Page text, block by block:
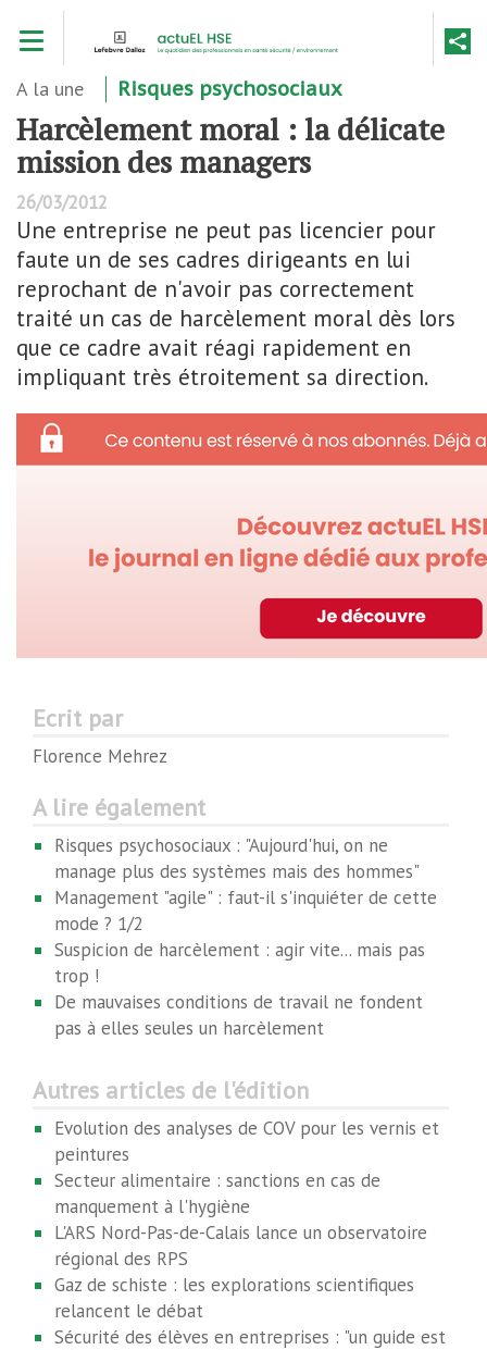
contenu
A la une Risques psychosociaux
Harcèlement moral : la délicate
mission des managers
26/03/2012
Une entreprise ne peut pas licencier pour
faute un de ses cadres dirigeants en lui
reprochant de n'avoir pas correctement
traité un cas de harcèlement moral dès lors
que ce cadre avait réagi rapidement en
impliquant très étroitement sa direction.
Ecrit par
Florence Mehrez
A lire également
Risques psychosociaux : "Aujourd'hui, on ne
manage plus des systèmes mais des hommes"
Management "agile" : faut-il s'inquiéter de cette
mode ? 1/2
Suspicion de harcèlement : agir vite... mais pas
trop !
De mauvaises conditions de travail ne fondent
pas à elles seules un harcèlement
Autres articles de l'édition
Evolution des analyses de COV pour les vernis et
peintures
Secteur alimentaire : sanctions en cas de
manquement à l'hygiène
L'ARS Nord-Pas-de-Calais lance un observatoire
régional des RPS
Gaz de schiste : les explorations scientifiques
relancent le débat
Sécurité des élèves en entreprises : "un guide est